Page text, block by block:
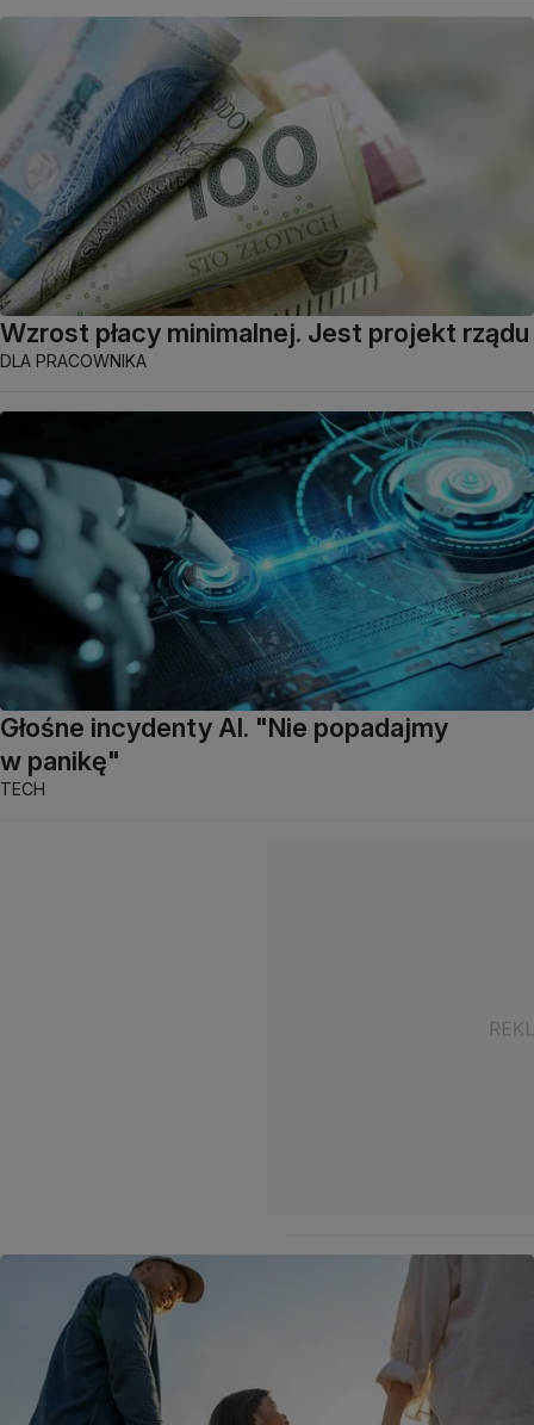
Wzrost płacy minimalnej. Jest projekt rządu
DLA PRACOWNIKA
Głośne incydenty AI. "Nie popadajmy
w panikę"
TECH